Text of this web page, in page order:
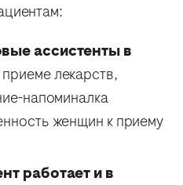
ассистенты в
лекарств,
напоминалка
женщин к приему
работает и в